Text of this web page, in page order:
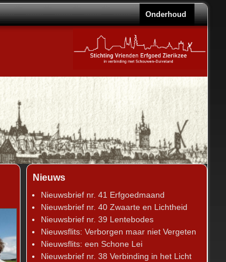
Onderhoud
Nieuws
Nieuwsbrief nr. 41 Erfgoedmaand
Nieuwsbrief nr. 40 Zwaarte en Lichtheid
Nieuwsbrief nr. 39 Lentebodes
Nieuwsflits: Verborgen maar niet Vergeten
Nieuwsflits: een Schone Lei
Nieuwsbrief nr. 38 Verbinding in het Licht